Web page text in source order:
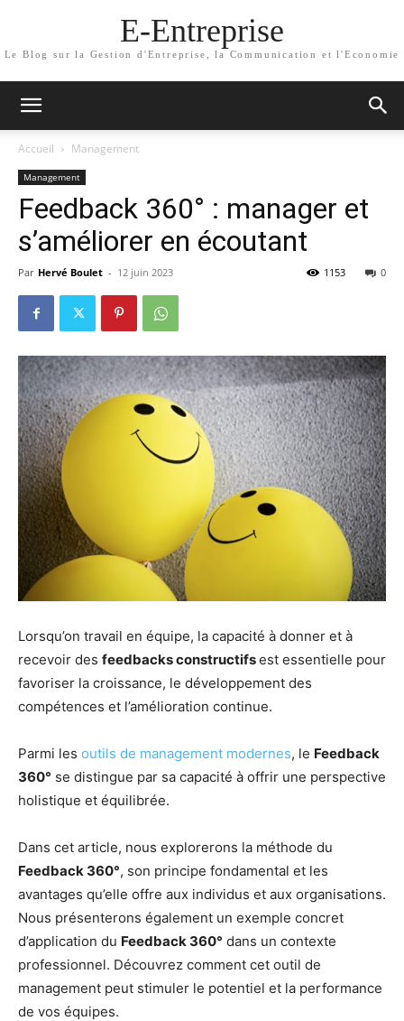
E-Entreprise
Le Blog sur la Gestion d'Entreprise, la Communication et l'Economie
Accueil Management
Management
Feedback 360° : manager et
s’améliorer en écoutant
Par Hervé Boulet - 12 juin 2023 0
1153
Lorsqu’on travail en équipe, la capacité à donner et à
recevoir des feedbacks constructifsest essentielle pour
favoriser la croissance, le développement des
compétences et l’amélioration continue.
Parmi les outils de management modernes, le Feedback
360° se distingue par sa capacité à offrir une perspective
holistique et équilibrée.
Dans cet article, nous explorerons la méthode du
Feedback 360°, son principe fondamental et les
avantages qu’elle offre aux individus et aux organisations.
Nous présenterons également un exemple concret
d’application du Feedback 360° dans un contexte
professionnel. Découvrez comment cet outil de
management peut stimuler le potentiel et la performance
de vos équipes.